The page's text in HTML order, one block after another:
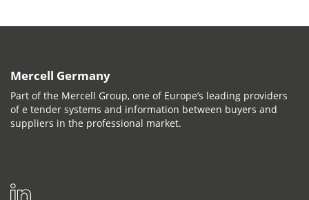
Mercell Germany
Part of the Mercell Group, one of Europe’s leading providers
of e tender systems and information between buyers and
suppliers in the professional market.